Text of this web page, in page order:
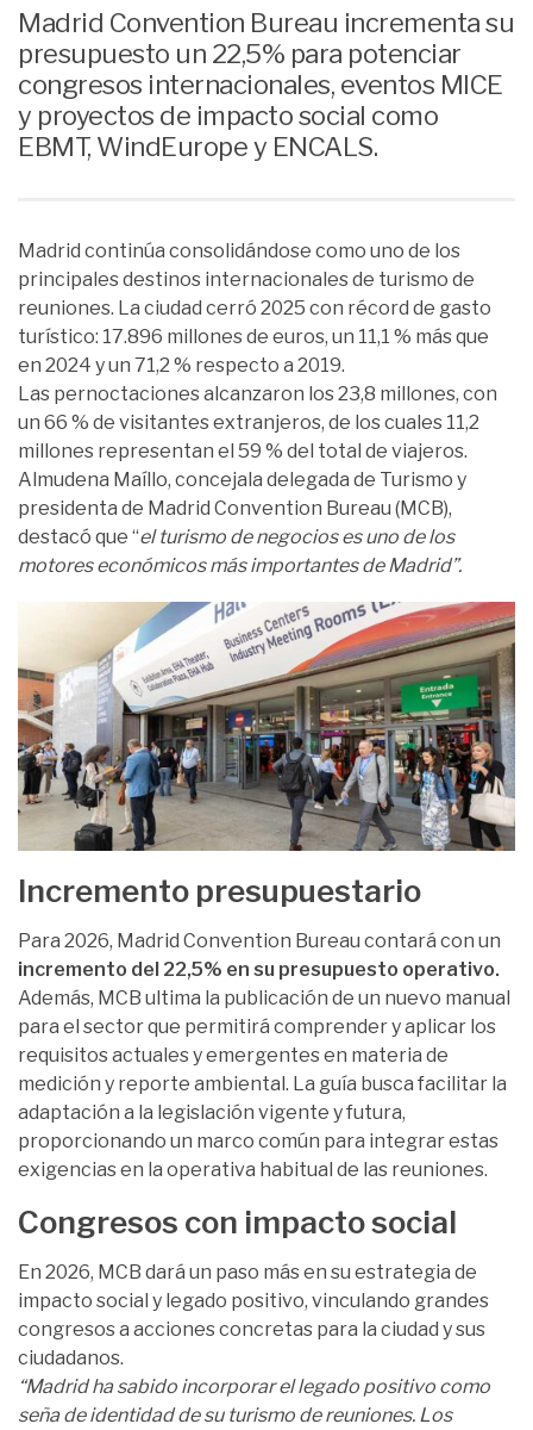
Madrid Convention Bureau incrementa su
presupuesto un 22,5% para potenciar
congresos internacionales, eventos MICE
y proyectos de impacto social como
EBMT, WindEurope y ENCALS.
Madrid continúa consolidándose como uno de los
principales destinos internacionales de turismo de
reuniones. La ciudad cerró 2025 con récord de gasto
turístico: 17.896 millones de euros, un 11,1 % más que
en 2024 y un 71,2 % respecto a 2019.
Las pernoctaciones alcanzaron los 23,8 millones, con
un 66 % de visitantes extranjeros, de los cuales 11,2
millones representan el 59 % del total de viajeros.
Almudena Maíllo, concejala delegada de Turismo y
presidenta de Madrid Convention Bureau (MCB),
destacó que “el turismo de negocios es uno de los
motores económicos más importantes de Madrid”.
Incremento presupuestario
Para 2026, Madrid Convention Bureau contará con un
incremento del 22,5% en su presupuesto operativo.
Además, MCB ultima la publicación de un nuevo manual
para el sector que permitirá comprender y aplicar los
requisitos actuales y emergentes en materia de
medición y reporte ambiental. La guía busca facilitar la
adaptación a la legislación vigente y futura,
proporcionando un marco común para integrar estas
exigencias en la operativa habitual de las reuniones.
Congresos con impacto social
En 2026, MCB dará un paso más en su estrategia de
impacto social y legado positivo, vinculando grandes
congresos a acciones concretas para la ciudad y sus
ciudadanos.
“Madrid ha sabido incorporar el legado positivo como
seña de identidad de su turismo de reuniones. Los